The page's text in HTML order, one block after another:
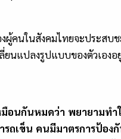
ผู้คนในสังคมไทยจะประส
นแปลงรูปแบบของตัวเอง
อนกันหมดว่า พยายามท
ถเข็น คนมีมาตรการป้อ